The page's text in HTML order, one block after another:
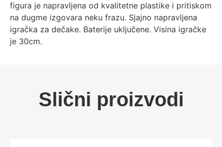
figura je napravljena od kvalitetne plastike i pritiskom
na dugme izgovara neku frazu. Sjajno napravljena
igračka za dečake. Baterije uključene. Visina igračke
je 30cm.
Slični proizvodi